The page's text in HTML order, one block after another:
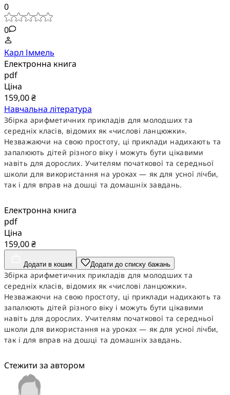
0
0
Карл Іммель
Електронна книга
pdf
Ціна
159,00 ₴
Навчальна література
Збірка арифметичних прикладів для молодших та
середніх класів, відомих як «числові ланцюжки».
Незважаючи на свою простоту, ці приклади надихають та
запалюють дітей різного віку і можуть бути цікавими
навіть для дорослих. Учителям початкової та середньої
школи для використання на уроках — як для усної лічби,
так і для вправ на дошці та домашніх завдань.
Електронна книга
pdf
Ціна
159,00 ₴
Додати в кошик Додати до списку бажань
Збірка арифметичних прикладів для молодших та
середніх класів, відомих як «числові ланцюжки».
Незважаючи на свою простоту, ці приклади надихають та
запалюють дітей різного віку і можуть бути цікавими
навіть для дорослих. Учителям початкової та середньої
школи для використання на уроках — як для усної лічби,
так і для вправ на дошці та домашніх завдань.
Стежити за автором